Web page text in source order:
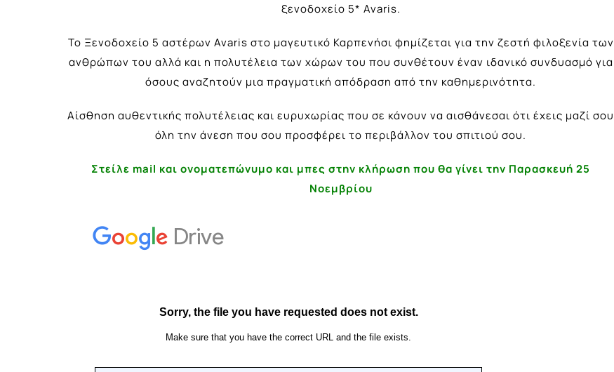
ξενοδοχείο 5* Avaris.
Το Ξενοδοχείο 5 αστέρων Avaris στο μαγευτικό Καρπενήσι φημίζεται για την ζεστή φιλοξενία των
ανθρώπων του αλλά και η πολυτέλεια των χώρων του που συνθέτουν έναν ιδανικό συνδυασμό για
όσους αναζητούν μια πραγματική απόδραση από την καθημερινότητα.
Αίσθηση αυθεντικής πολυτέλειας και ευρυχωρίας που σε κάνουν να αισθάνεσαι ότι έχεις μαζί σου
όλη την άνεση που σου προσφέρει το περιβάλλον του σπιτιού σου.
Στείλε mail και ονοματεπώνυμο και μπες στην κλήρωση που θα γίνει την Παρασκευή 25
Νοεμβρίου